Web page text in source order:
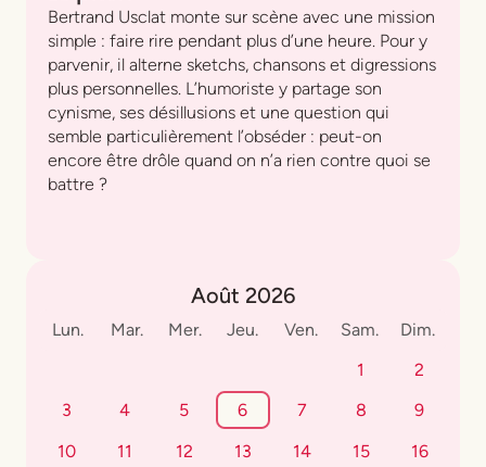
Bertrand Usclat monte sur scène avec une mission
simple : faire rire pendant plus d’une heure. Pour y
parvenir, il alterne sketchs, chansons et digressions
plus personnelles. L’humoriste y partage son
cynisme, ses désillusions et une question qui
semble particulièrement l’obséder : peut-on
encore être drôle quand on n’a rien contre quoi se
battre ?
Août 2026
Lun. Mar. Mer. Jeu. Ven. Sam.
Dim.
1
2
3
4 5 6 7 8
9
10
11 12 13 14 15
16